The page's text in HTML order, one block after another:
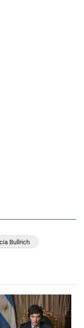
Bullrich
aviones F 16
artículo de tendencia